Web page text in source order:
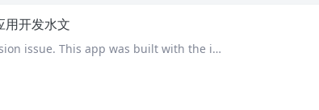
用开发水文
issue. This app was built with the i…